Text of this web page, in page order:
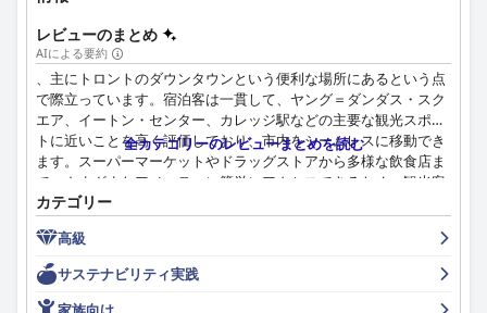
し、好ましくないやり取りがあったという言及も時折あり、例外
のようです。
マイナス面としては、ホテルのWiFiは信号が弱く、接続が不安定
という問題があります。さらに、フィットネスセンターやプール
などのアメニティについては、ジムは機能的だが古く、プールは
メンテナンスのため閉鎖されていることが多いなど、賛否両論の
フィードバックがあります。
で、十分な地下駐車場とリーズナブルな料金が設定されていま
す。ただし、分かりにくい表示や高額な料金が、一部のお客様の
不満につながっています。
家族連れにとって、ホテルは快適でサポート体制の整った環境を
レビューのまとめ
AIによる要約
、主にトロントのダウンタウンという便利な場所にあるという点
で際立っています。宿泊客は一貫して、ヤング＝ダンダス・スク
エア、イートン・センター、カレッジ駅などの主要な観光スポッ
トに近いことを高く評価しており、市内をシームレスに移動でき
ます。スーパーマーケットやドラッグストアから多様な飲食店ま
で、さまざまなアメニティに簡単にアクセスできるため、観光客
はこの場所がレジャーやビジネス旅行者にとって理想的であると
考えています。
ホテルの客室は、コンパクトであるとよく言われますが、清潔で
快適、設備の整ったモダンなアメニティと最新の装飾が施されて
いると評されています。訪問者は、客室を完璧な状態に保ち、小
全カテゴリーのレビューまとめを読む
カテゴリー
高級
サステナビリティ実践